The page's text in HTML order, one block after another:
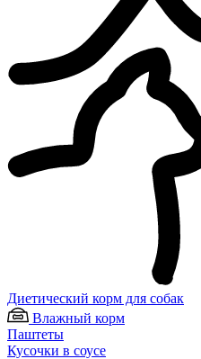
Диетический корм для собак
Влажный корм
Паштеты
Кусочки в соусе